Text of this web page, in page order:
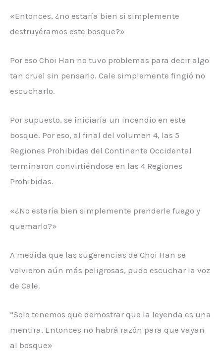
«Entonces, ¿no estaría bien si simplemente
destruyéramos este bosque?»
Por eso Choi Han no tuvo problemas para decir algo
tan cruel sin pensarlo. Cale simplemente fingió no
escucharlo.
Por supuesto, se iniciaría un incendio en este
bosque. Por eso, al final del volumen 4, las 5
Regiones Prohibidas del Continente Occidental
terminaron convirtiéndose en las 4 Regiones
Prohibidas.
«¿No estaría bien simplemente prenderle fuego y
quemarlo?»
A medida que las sugerencias de Choi Han se
volvieron aún más peligrosas, pudo escuchar la voz
de Cale.
“Solo tenemos que demostrar que la leyenda es una
mentira. Entonces no habrá razón para que vayan
al bosque»